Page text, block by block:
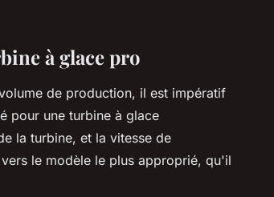
à glace pro
de production, il est impératif
pour une turbine à glace
la turbine, et la vitesse de
le modèle le plus approprié, qu'il